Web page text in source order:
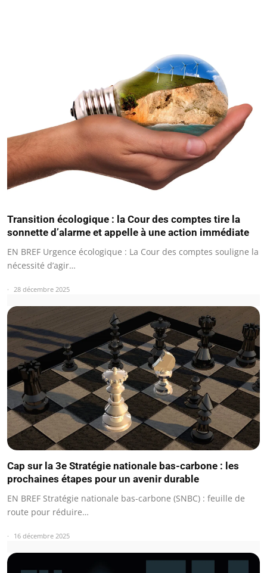
Transition écologique : la Cour des comptes tire la
sonnette d’alarme et appelle à une action immédiate
EN BREF Urgence écologique : La Cour des comptes souligne la
nécessité d’agir…
28 décembre 2025
Cap sur la 3e Stratégie nationale bas-carbone : les
prochaines étapes pour un avenir durable
EN BREF Stratégie nationale bas-carbone (SNBC) : feuille de
route pour réduire…
16 décembre 2025